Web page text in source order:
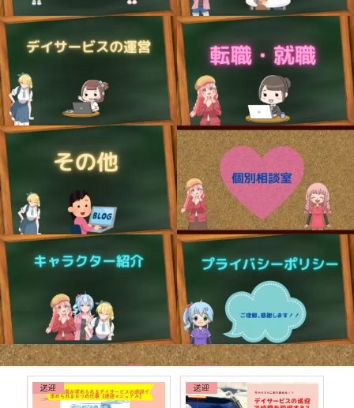
送迎 送迎